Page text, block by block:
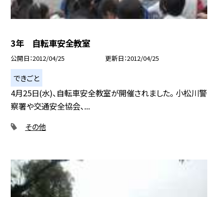
3年 自転車安全教室
公開日 2012/04/25 更新日 2012/04/25
できごと
4月25日(水)、自転車安全教室が開催されました。 小松川警
察署や交通安全協会、...
その他